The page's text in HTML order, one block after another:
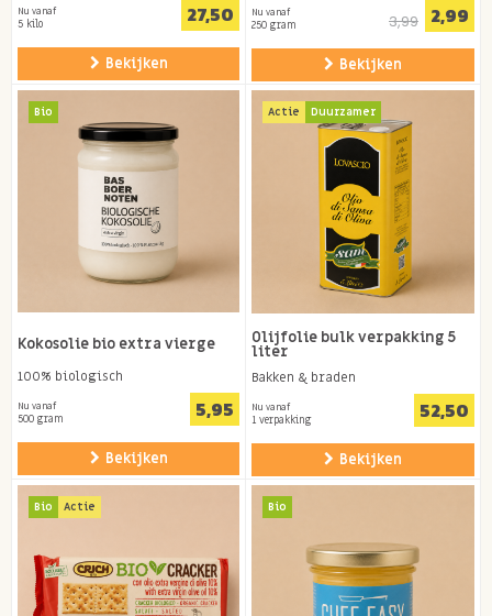
Nu vanaf
5 kilo 27,50
Bekijken
Nu vanaf
250 gram 3,99 2,99
Bekijken
Bio
Kokosolie bio extra vierge
100% biologisch
Nu vanaf
500 gram 5,95
Bekijken
Actie Duurzamer
Olijfolie bulk verpakking 5
liter
Bakken & braden
Nu vanaf
1 verpakking 52,50
Bekijken
Bio Actie Bio